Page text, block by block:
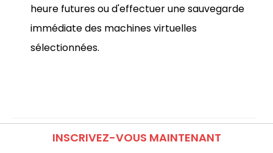
heure futures ou d'effectuer une sauvegarde
immédiate des machines virtuelles
sélectionnées.
INSCRIVEZ-VOUS MAINTENANT